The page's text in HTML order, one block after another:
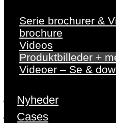
Serie brochurer &
brochure
Videos
Produktbilleder +
Videoer – Se &
Nyheder
Cases